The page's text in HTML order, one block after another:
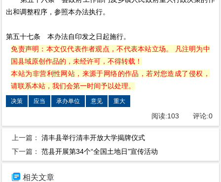
出和调整程序，参照本办法执行。
第五十七条 本办法自印发之日起施行。
免责声明：本文仅代表作者观点，不代表本站立场。 凡注明为中
国县域原创作品的，未经许可，不得转载！
本站为非营利性网站，来源于网络的作品，若对您造成了侵权，
请联系本站，我们会第一时间予以处理。
决策 应当 承办单位 意见 重大
阅读:103 评论:0
上一篇：清丰县举行清丰开放大学揭牌仪式
下一篇：范县开展第34个“全国土地日”宣传活动
 相关文章